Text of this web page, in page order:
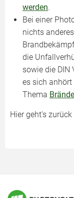
werden.
Bei einer
nichts
die
sowie die DIN
es sich anhört
Thema
Hier geht's